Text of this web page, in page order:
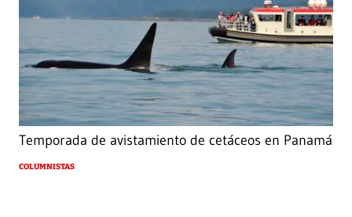
Temporada de avistamiento de cetáceos en Panamá
COLUMNISTAS